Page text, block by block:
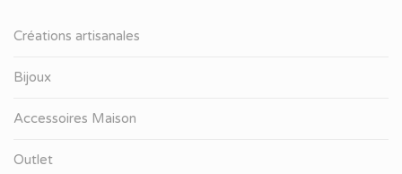
Créations artisanales
Bijoux
Accessoires Maison
Outlet